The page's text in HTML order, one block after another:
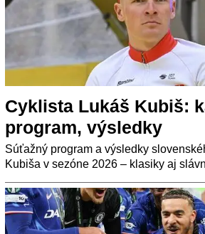
Cyklista Lukáš Kubiš:
program, výsledky
Súťažný program a výsledky
Kubiša v sezóne 2026 – klasiky aj